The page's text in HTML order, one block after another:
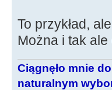
To przykład,
Można i tak
Ciągnęło mnie
naturalnym